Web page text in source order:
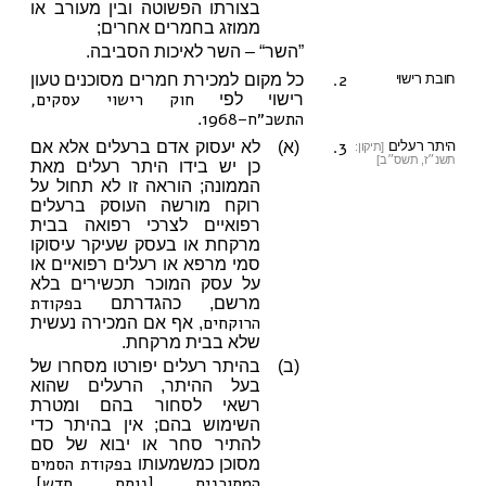
בצורתו הפשוטה ובין מעורב או
ממוזג בחמרים אחרים;
”השר“ – השר לאיכות הסביבה.
2. חובת רישוי
כל מקום למכירת חמרים מסוכנים טעון
רישוי לפי חוק רישוי עסקים,
התשכ״ח–1968
.
3. היתר רעלים[תיקון:
תשנ״ז, תשס״ב]
(א)
לא יעסוק אדם ברעלים אלא אם
כן יש בידו היתר רעלים מאת
הממונה; הוראה זו לא תחול על
רוקח מורשה העוסק ברעלים
רפואיים לצרכי רפואה בבית
מרקחת או בעסק שעיקר עיסוקו
סמי מרפא או רעלים רפואיים או
על עסק המוכר תכשירים בלא
מרשם, כהגדרתם בפקודת
הרוקחים, אף אם המכירה נעשית
שלא בבית מרקחת.
(ב)
בהיתר רעלים יפורטו מסחרו של
בעל ההיתר, הרעלים שהוא
רשאי לסחור בהם ומטרת
השימוש בהם; אין בהיתר כדי
להתיר סחר או יבוא של סם
מסוכן כמשמעותו בפקודת הסמים